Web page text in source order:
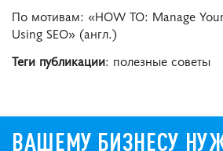
По мотивам: «HOW TO: Manage
Using SEO» (англ.)
Теги публикации: полезные советы
ВАШЕМУ БИЗНЕСУ